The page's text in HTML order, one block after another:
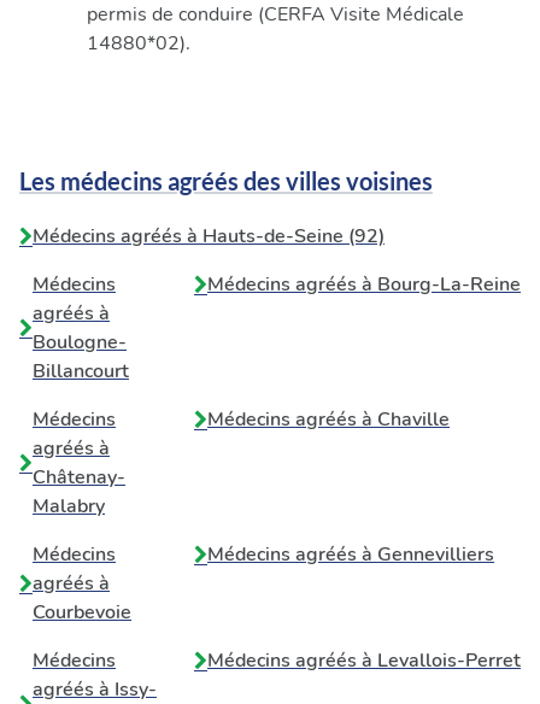
permis de conduire (CERFA Visite Médicale
14880*02).
Les médecins agréés des villes voisines
Médecins agréés à Hauts-de-Seine (92)
Médecins
agréés à
Boulogne-
Billancourt
Médecins agréés à Bourg-La-Reine
Médecins
agréés à
Châtenay-
Malabry
Médecins agréés à Chaville
Médecins
agréés à
Courbevoie
Médecins agréés à Gennevilliers
Médecins
agréés à Issy-
Médecins agréés à Levallois-Perret